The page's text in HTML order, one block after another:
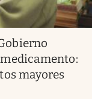
mayores